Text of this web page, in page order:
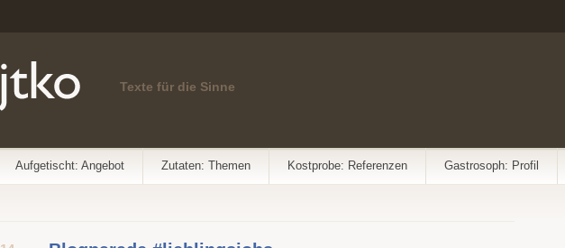
Texte für die Sinne
Aufgetischt: Angebot Zutaten: Themen Kostprobe: Referenzen Gastrosoph: Profil